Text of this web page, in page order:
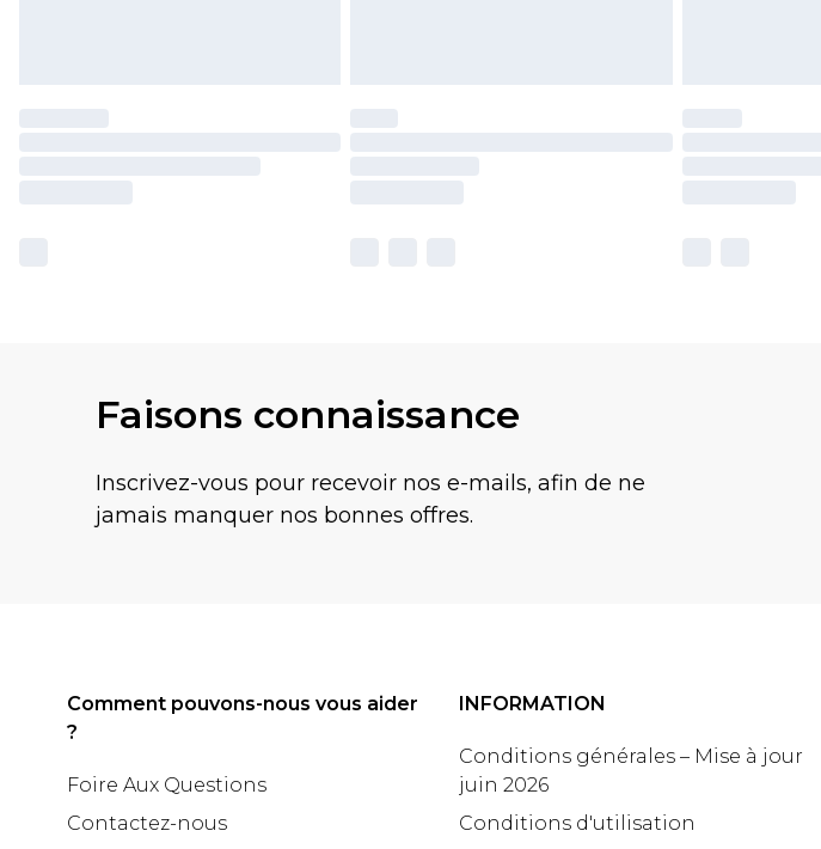
Faisons connaissance
Inscrivez-vous pour recevoir nos e-mails, afin de ne
jamais manquer nos bonnes offres.
Comment pouvons-nous vous aider
?
Foire Aux Questions
Contactez-nous
INFORMATION
Conditions générales – Mise à jour
juin 2026
Conditions d'utilisation